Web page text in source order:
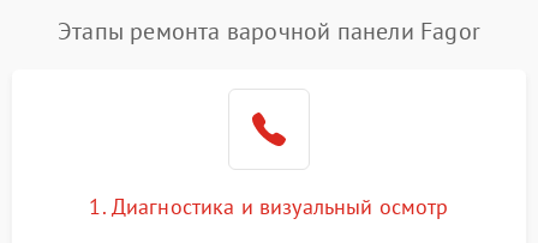
Этапы ремонта варочной панели Fagor
1. Диагностика и визуальный осмотр